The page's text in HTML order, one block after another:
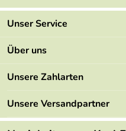
Unser Service
Kontakt
Mehrwertsteuerfrei
Retourenportal
FAQs
Über uns
Marken
Angebote
Unsere Zahlarten
Unsere Versandpartner